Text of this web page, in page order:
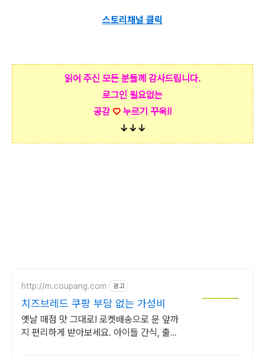
스토리채널 클릭
읽어 주신 모든 분들께 감사드립니다.
로그인 필요없는
공감 ♡ 누르기 꾸욱!!
↓↓↓
http://m.coupang.com 광고
치즈브레드 쿠팡 부담 없는 가성비
옛날 매점 맛 그대로! 로켓배송으로 문 앞까
지 편리하게 받아보세요. 아이들 간식, 출출